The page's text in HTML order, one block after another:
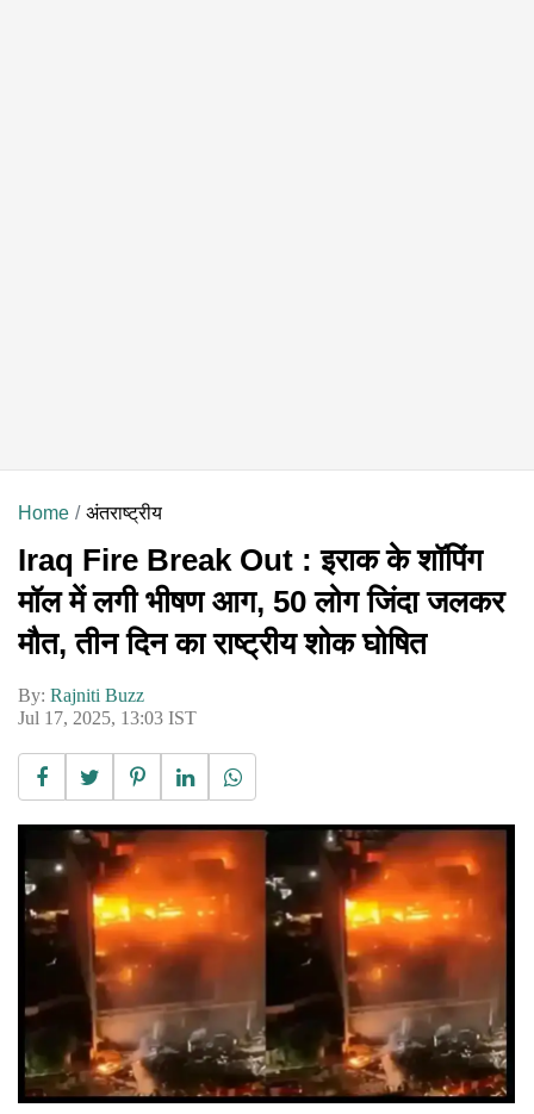
Home अंतराष्ट्रीय
Iraq Fire Break Out : इराक के शॉपिंग
मॉल में लगी भीषण आग, 50 लोग जिंदा जलकर
मौत, तीन दिन का राष्ट्रीय शोक घोषित
By: Rajniti Buzz
Jul 17, 2025, 13:03 IST